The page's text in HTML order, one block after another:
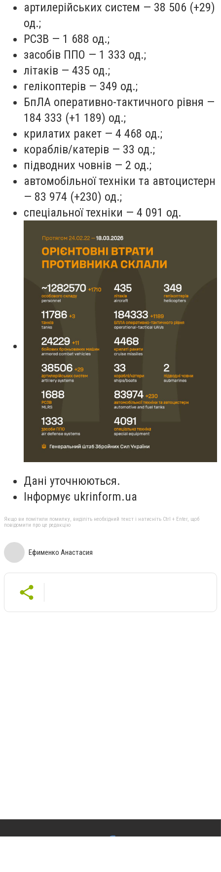
артилерійських систем — 38 506 (+29)
од.;
РСЗВ — 1 688 од.;
засобів ППО — 1 333 од.;
літаків — 435 од.;
гелікоптерів — 349 од.;
БпЛА оперативно-тактичного рівня —
184 333 (+1 189) од.;
крилатих ракет — 4 468 од.;
кораблів/катерів — 33 од.;
підводних човнів — 2 од.;
автомобільної техніки та автоцистерн
— 83 974 (+230) од.;
спеціальної техніки — 4 091 од.
Дані уточнюються.
Інформує ukrinform.ua
Якщо ви помітили помилку, виділіть необхідний текст і натисніть Ctrl + Enter, щоб
повідомити про це редакцію
Ефименко Анастасия